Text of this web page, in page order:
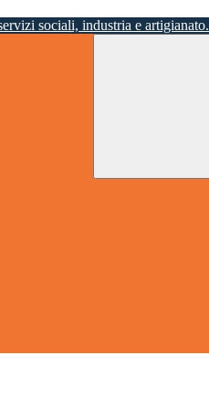
sociali, industria e artigianato.